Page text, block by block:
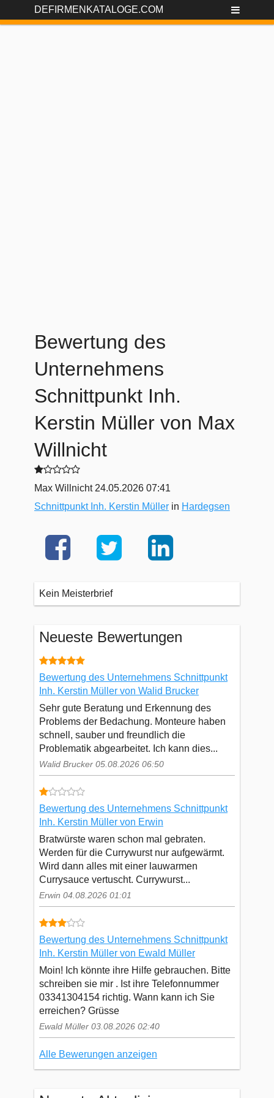
DEFIRMENKATALOGE.COM
Bewertung des
Unternehmens
Schnittpunkt Inh.
Kerstin Müller von Max
Willnicht
Max Willnicht24.05.2026 07:41
Schnittpunkt Inh. Kerstin Müller in Hardegsen
Kein Meisterbrief
Neueste Bewertungen
Bewertung des Unternehmens Schnittpunkt
Inh. Kerstin Müller von Walid Brucker
Sehr gute Beratung und Erkennung des
Problems der Bedachung. Monteure haben
schnell, sauber und freundlich die
Problematik abgearbeitet. Ich kann dies...
Walid Brucker 05.08.2026 06:50
Bewertung des Unternehmens Schnittpunkt
Inh. Kerstin Müller von Erwin
Bratwürste waren schon mal gebraten.
Werden für die Currywurst nur aufgewärmt.
Wird dann alles mit einer lauwarmen
Currysauce vertuscht. Currywurst...
Erwin 04.08.2026 01:01
Bewertung des Unternehmens Schnittpunkt
Inh. Kerstin Müller von Ewald Müller
Moin! Ich könnte ihre Hilfe gebrauchen. Bitte
schreiben sie mir . Ist ihre Telefonnummer
03341304154 richtig. Wann kann ich Sie
erreichen? Grüsse
Ewald Müller 03.08.2026 02:40
Alle Bewerungen anzeigen